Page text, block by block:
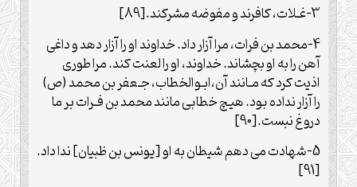
3-غـلات، کافرند و مفوضه مشرکند.[89]
4-محمد بن فرات، مرا آزار داد. خداوند او را آزار دهد و داغی
آهن را به او بچشاند. خداوند، او را لعنت کند. مرا طوری
اذیت کرد که مـانند آن،ابـوالخطاب، جـعفر بن محمد (ص)
را آزار نداده بود. هیچ خطابی مانند محمد بن فـرات بر ما
دروغ نبست.[90]
5-شهادت می دهم شیطان به او [یونس بن ظبیان] ندا داد.
[91]